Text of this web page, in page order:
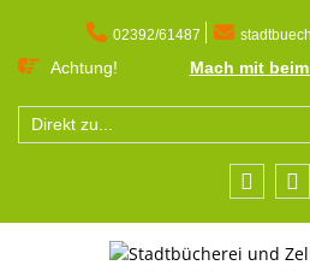
content
02392/61487
Achtung! Mach mit
Direkt zu...